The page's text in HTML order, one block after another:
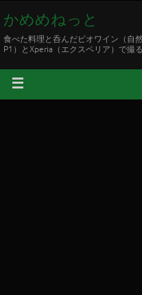
かめめねっと
食べた料理と呑んだビオワイン（自
P1）とXperia（エクスペリア）で撮